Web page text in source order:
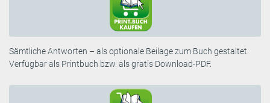
Sämtliche Antworten – als optionale Beilage zum Buch gestaltet.
Verfügbar als Printbuch bzw. als gratis Download-PDF.